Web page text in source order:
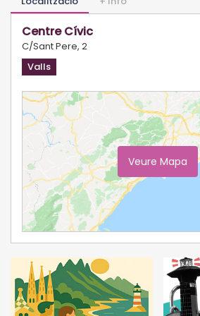
Centre Cívic
C/Sant Pere, 2
Valls
Veure Mapa